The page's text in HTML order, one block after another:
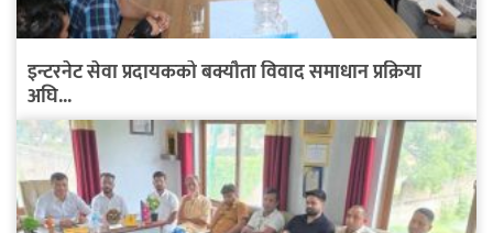
इन्टरनेट सेवा प्रदायकको बक्यौता विवाद समाधान प्रक्रिया
अघि...